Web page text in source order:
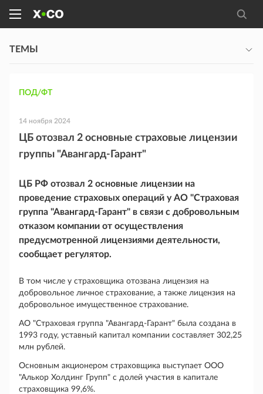
ТЕМЫ
ПОД/ФТ
14 ноября 2024
ЦБ отозвал 2 основные страховые лицензии
группы "Авангард-Гарант"
ЦБ РФ отозвал 2 основные лицензии на
проведение страховых операций у АО "Страховая
группа "Авангард-Гарант" в связи с добровольным
отказом компании от осуществления
предусмотренной лицензиями деятельности,
сообщает регулятор.
В том числе у страховщика отозвана лицензия на
добровольное личное страхование, а также лицензия на
добровольное имущественное страхование.
АО "Страховая группа "Авангард-Гарант" была создана в
1993 году, уставный капитал компании составляет 302,25
млн рублей.
Основным акционером страховщика выступает ООО
"Алькор Холдинг Групп" c долей участия в капитале
страховщика 99,6%.